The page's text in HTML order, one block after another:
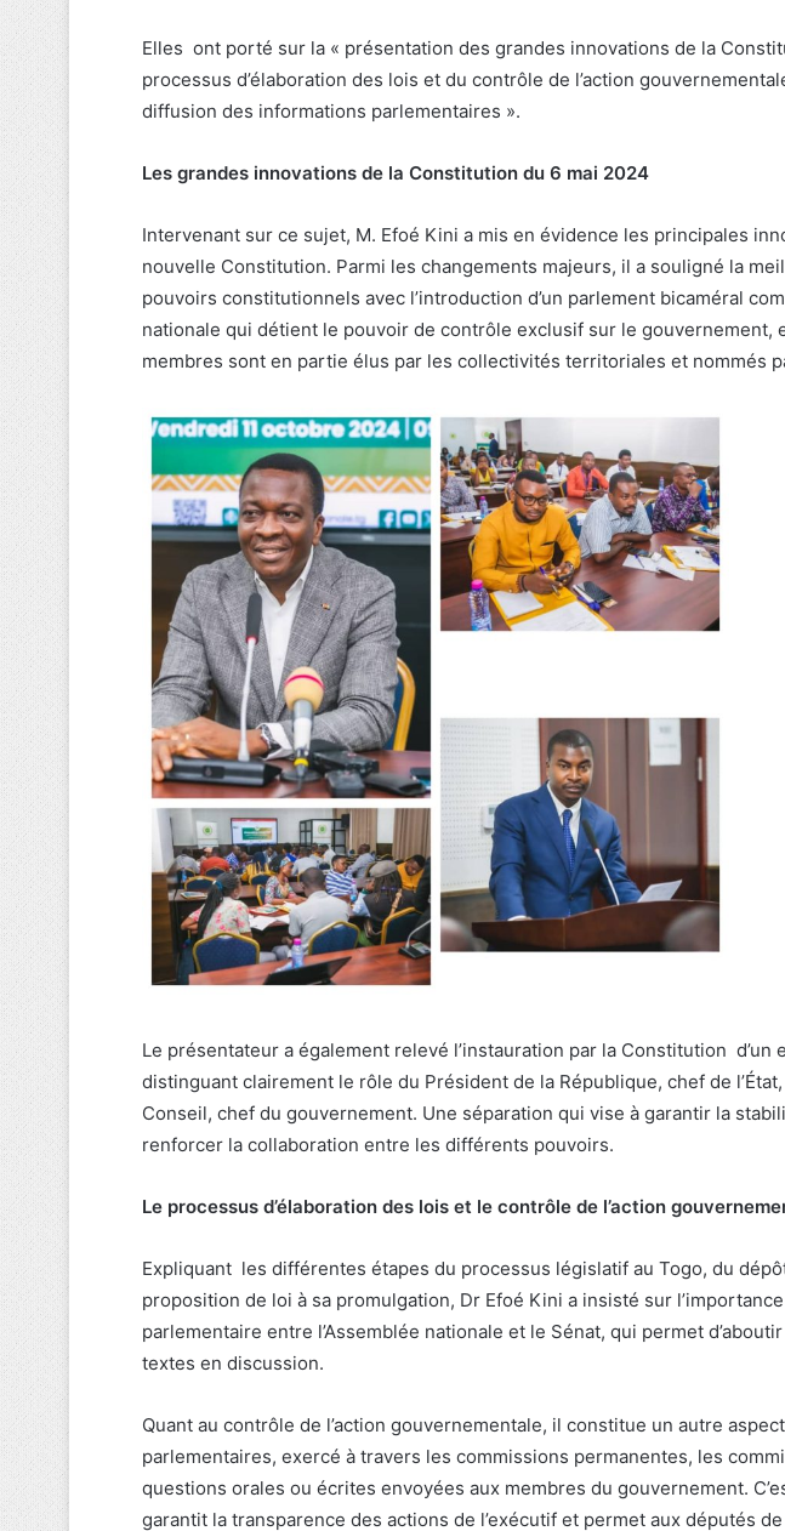
Elles ont porté sur la « présentation des grandes innovations de la
processus d’élaboration des lois et du contrôle de l’action
diffusion des informations parlementaires ».
Les grandes innovations de la Constitution du 6 mai 2024
Intervenant sur ce sujet, M. Efoé Kini a mis en évidence les principales
nouvelle Constitution. Parmi les changements majeurs, il a souligné la
pouvoirs constitutionnels avec l’introduction d’un parlement bicaméral
nationale qui détient le pouvoir de contrôle exclusif sur le gouvernement,
membres sont en partie élus par les collectivités territoriales et nommés
Le présentateur a également relevé l’instauration par la Constitution d’un
distinguant clairement le rôle du Président de la République, chef de
Conseil, chef du gouvernement. Une séparation qui vise à garantir la
renforcer la collaboration entre les différents pouvoirs.
Le processus d’élaboration des lois et le contrôle de l’action
Expliquant les différentes étapes du processus législatif au Togo, du dépôt
proposition de loi à sa promulgation, Dr Efoé Kini a insisté sur
parlementaire entre l’Assemblée nationale et le Sénat, qui permet
textes en discussion.
Quant au contrôle de l’action gouvernementale, il constitue un autre
parlementaires, exercé à travers les commissions permanentes, les
questions orales ou écrites envoyées aux membres du gouvernement.
garantit la transparence des actions de l’exécutif et permet aux députés